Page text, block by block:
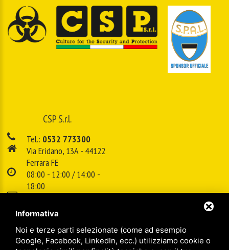
CSP S.r.l.
Tel.: 0532 773300
Via Eridano, 13A - 44122
Ferrara FE
08:00 - 12:00 / 14:00 -
18:00
info@cspsrl.biz
Sitemap / Privacy policy/Legal
Informativa
Noi e terze parti selezionate (come ad esempio
Google, Facebook, LinkedIn, ecc.) utilizziamo cookie o